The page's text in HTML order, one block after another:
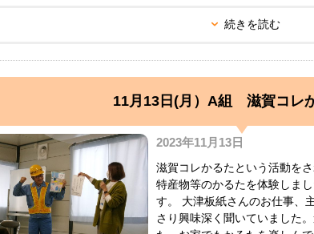
続きを読む
11月13日(月）A組 滋賀コレ
2023年11月13日
滋賀コレかるたという活動を
特産物等のかるたを体験しま
す。 大津板紙さんのお仕事、
さり興味深く聞いていました